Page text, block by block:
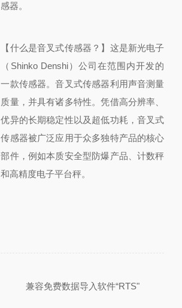
感器。
【什么是音叉式传感器？】 这是新光电子
（Shinko Denshi）公司在范围内开发的
一款传感器。音叉式传感器利用声音测量
质量，并具有诸多特性。凭借高分辨率、
优异的长期稳定性以及超低功耗，音叉式
传感器被广泛应用于众多独特产品的核心
部件，例如本质安全型防爆产品、计数秤
和高精度电子平台秤。
兼容免费数据导入软件“RTS"